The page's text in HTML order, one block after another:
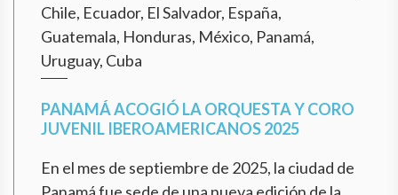
Chile, Ecuador, El Salvador, España,
Guatemala, Honduras, México, Panamá,
Uruguay, Cuba
PANAMÁ ACOGIÓ LA ORQUESTA Y CORO
JUVENIL IBEROAMERICANOS 2025
En el mes de septiembre de 2025, la ciudad de